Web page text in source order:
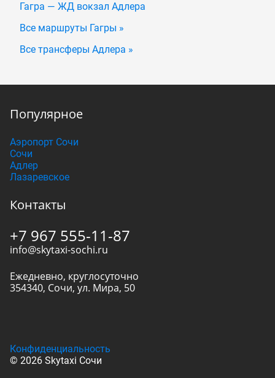
Гагра — ЖД вокзал Адлера
Все маршруты Гагры »
Все трансферы Адлера »
Популярное
Аэропорт Сочи
Сочи
Адлер
Лазаревское
Контакты
+7 967 555-11-87
info@skytaxi-sochi.ru
Ежедневно, круглосуточно
354340, Сочи, ул. Мира, 50
© 2026 Skytaxi Сочи
Конфиденциальность